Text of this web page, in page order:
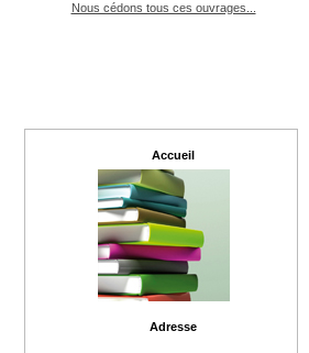
Nous cédons tous ces ouvrages...
Accueil
Adresse